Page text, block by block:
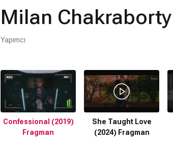
Milan Chakraborty
Yapımcı
Confessional (2019)
Fragman
She Taught Love
(2024) Fragman